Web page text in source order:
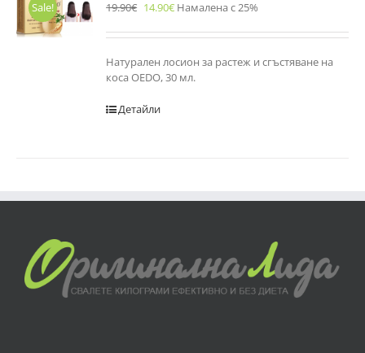
Sale! 19.90€ 14.90€ Намалена с 25%
Натурален лосион за растеж и сгъстяване на
коса OEDO, 30 мл.
Детайли